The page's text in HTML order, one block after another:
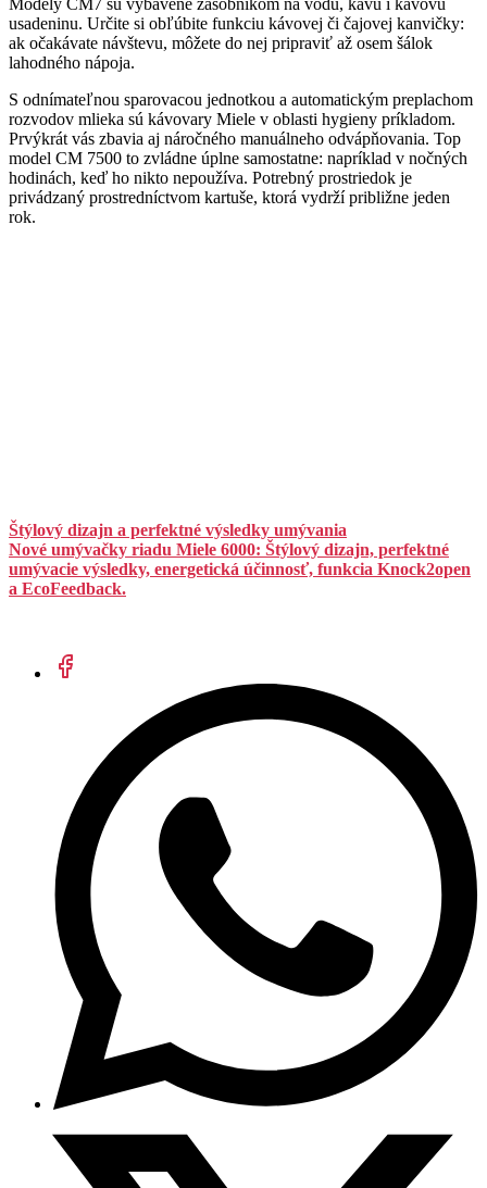
Modely CM7 sú vybavené zásobníkom na vodu, kávu i kávovú
usadeninu. Určite si obľúbite funkciu kávovej či čajovej kanvičky:
ak očakávate návštevu, môžete do nej pripraviť až osem šálok
lahodného nápoja.
S odnímateľnou sparovacou jednotkou a automatickým preplachom
rozvodov mlieka sú kávovary Miele v oblasti hygieny príkladom.
Prvýkrát vás zbavia aj náročného manuálneho odvápňovania. Top
model CM 7500 to zvládne úplne samostatne: napríklad v nočných
hodinách, keď ho nikto nepoužíva. Potrebný prostriedok je
privádzaný prostredníctvom kartuše, ktorá vydrží približne jeden
rok.
Štýlový dizajn a perfektné výsledky umývania
Nové umývačky riadu Miele 6000: Štýlový dizajn, perfektné
umývacie výsledky, energetická účinnosť, funkcia Knock2open
a EcoFeedback.